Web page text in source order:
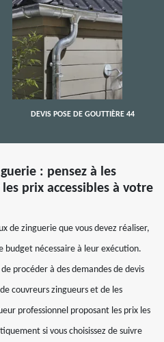
DEVIS POSE DE GOUTTIÈRE 44
: pensez à les
prix accessibles à votre
de zinguerie que vous devez réaliser,
budget nécessaire à leur exécution.
procéder à des demandes de devis
couvreurs zingueurs et de les
professionnel proposant les prix les
si vous choisissez de suivre